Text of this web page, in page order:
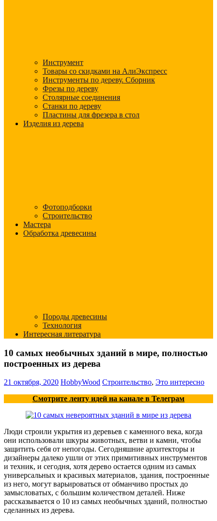
Инструмент
Товары со скидками на АлиЭкспресс
Инструменты по дереву. Сборник
Фрезы по дереву
Столярные соединения
Станки по дереву
Пластины для фрезера в стол
Изделия из дерева
Фотоподборки
Строительство
Мастера
Обработка древесины
Породы древесины
Технология
Интересная литература
10 самых необычных зданий в мире, полностью
построенных из дерева
21 октября, 2020 HobbyWood Строительство, Это интересно
Смотрите ленту идей на канале в Телеграм
Люди строили укрытия из деревьев с каменного века, когда
они использовали шкуры животных, ветви и камни, чтобы
защитить себя от непогоды. Сегодняшние архитекторы и
дизайнеры далеко ушли от этих примитивных инструментов
и техник, и сегодня, хотя дерево остается одним из самых
универсальных и красивых материалов, здания, построенные
из него, могут варьироваться от обманчиво простых до
замысловатых, с большим количеством деталей. Ниже
рассказывается о 10 из самых необычных зданий, полностью
сделанных из дерева.